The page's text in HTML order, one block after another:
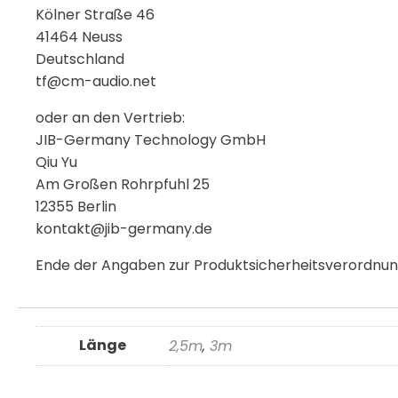
Kölner Straße 46
41464 Neuss
Deutschland
tf@cm-audio.net
oder an den Vertrieb:
JIB-Germany Technology GmbH
Qiu Yu
Am Großen Rohrpfuhl 25
12355 Berlin
kontakt@jib-germany.de
Ende der Angaben zur
Länge 2,5m, 3m